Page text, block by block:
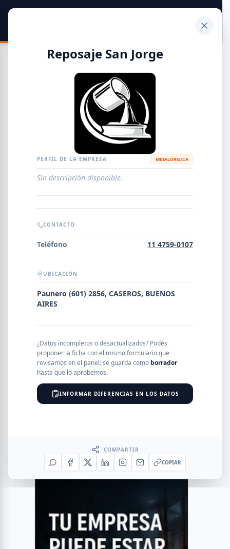
Guía de Empresas Metalúrgicas y Siderúrgicas
METALÚRGICAS
EMPRESAS AGREGAR EMPRESA
Error al cargar empresas.
NOMBRE
SEGMENTO
Reposaje San Jorge
PERFIL DE LA EMPRESA METALÚRGICA
Sin descripción disponible.
CONTACTO
Teléfono 11 4759-0107
UBICACIÓN
Paunero (601) 2856, CASEROS, BUENOS
AIRES
¿Datos incompletos o desactualizados? Podés
proponer la ficha con el mismo formulario que
revisamos en el panel; se guarda como borrador
hasta que lo aprobemos.
INFORMAR DIFERENCIAS EN LOS DATOS
COMPARTIR
COPIAR